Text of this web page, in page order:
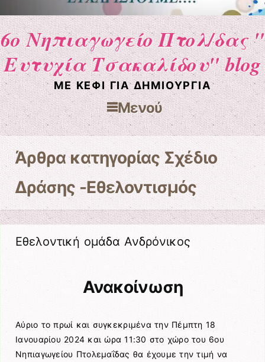
6ο Νηπιαγωγείο Πτολ/δας "
Ευτυχία Τσακαλίδου" blog
ΜΕ ΚΈΦΙ ΓΙΑ ΔΗΜΙΟΥΡΓΊΑ
Μενού
Μετάβαση στο περιεχόμενο
Άρθρα κατηγορίας Σχέδιο
Δράσης -Εθελοντισμός
Εθελοντική ομάδα Ανδρόνικος
Ανακοίνωση
Αύριο το πρωί και συγκεκριμένα την Πέμπτη 18
Ιανουαρίου 2024 και ώρα 11:30 στο χώρο του 6ου
Νηπιαγωγείου Πτολεμαΐδας θα έχουμε την τιμή να